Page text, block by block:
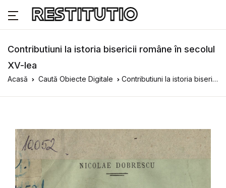
Contributiuni la istoria bisericii române în secolul
XV-lea
Acasă Caută Obiecte Digitale Contributiuni la istoria bisericii române în secolul XV-lea